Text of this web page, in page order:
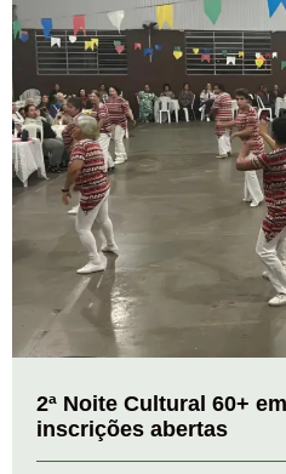
2ª Noite Cultural 60+
inscrições abertas